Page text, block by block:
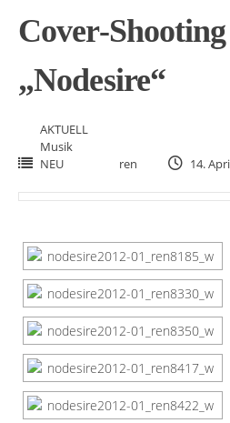
Cover-
„Nodesire“
AKTUELL
Musik
NEU
ren 14.